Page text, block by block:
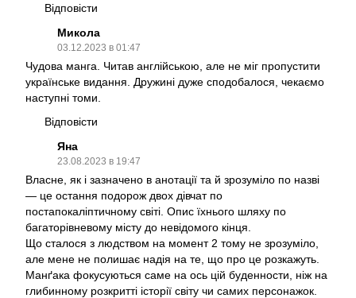
Відповісти
Микола
03.12.2023 в 01:47
Чудова манга. Читав англійською, але не міг пропустити
українське видання. Дружині дуже сподобалося, чекаємо
наступні томи.
Відповісти
Яна
23.08.2023 в 19:47
Власне, як і зазначено в анотації та й зрозуміло по назві
— це остання подорож двох дівчат по
постапокаліптичному світі. Опис їхнього шляху по
багаторівневому місту до невідомого кінця.
Що сталося з людством на момент 2 тому не зрозуміло,
але мене не полишає надія на те, що про це розкажуть.
Манґака фокусуються саме на ось цій буденности, ніж на
глибинному розкритті історії світу чи самих персонажок.